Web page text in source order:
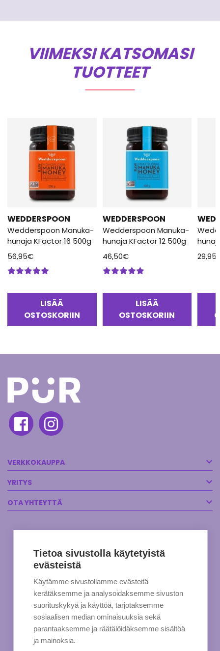
VIIMEKSI KATSOMASI
TUOTTEET
WEDDERSPOON
Wedderspoon Manuka-
hunaja KFactor 16 500g
56,95€
LISÄÄ
OSTOSKORIIN
WEDDERSPOON
Wedderspoon Manuka-
hunaja KFactor 12 500g
46,50€
LISÄÄ
OSTOSKORIIN
29,95
VERKKOKAUPPA
YRITYS
OTA YHTEYTTÄ
Tietoa sivustolla käytetyistä
evästeistä
Käytämme sivustollamme evästeitä
kerätäksemme ja analysoidaksemme sivuston
suorituskykyä ja käyttöä, tarjotaksemme
sosiaalisen median ominaisuuksia sekä
parantaaksemme ja räätälöidäksemme sisältöä
ja mainoksia.